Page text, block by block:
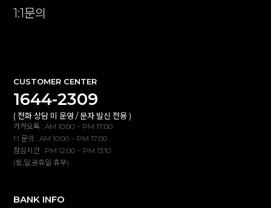
1:1문의
CUSTOMER CENTER
1644-2309
( 전화 상담 미 운영 / 문자 발신 전용 )
카카오톡 : AM 10:00 ~ PM 17:00
1:1 문의 : AM 10:00 ~ PM 17:00
점심시간 : PM 12:00 ~ PM 13:10
(토,일,공휴일 휴무)
BANK INFO